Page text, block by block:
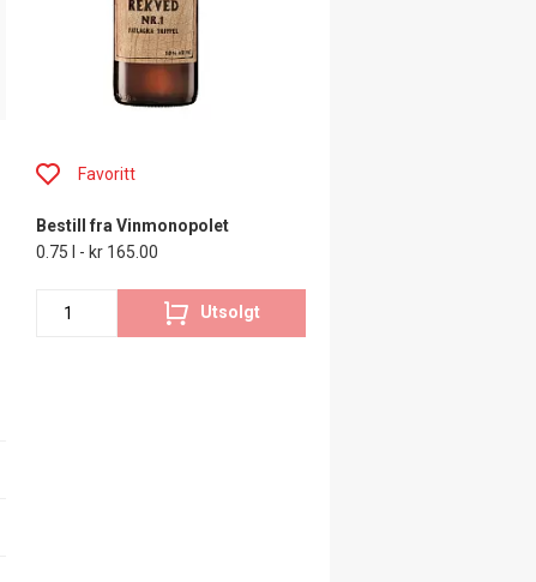
Favoritt
Bestill fra Vinmonopolet
0.75 l - kr 165.00
Utsolgt